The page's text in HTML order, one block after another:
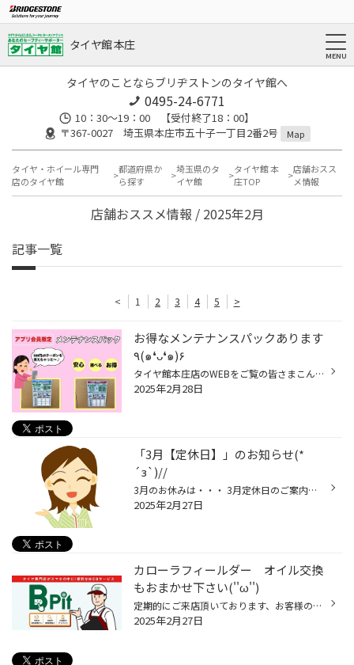
タイヤ館 本庄
タイヤのことならブリヂストンのタイヤ館へ
0495-24-6771
10：30～19：00 【受付終了18：00】
〒367-0027 埼玉県本庄市五十子一丁目2番2号
Map
タイヤ・ホイール専門
店のタイヤ館
都道府県か
ら探す
埼玉県のタ
イヤ館
タイヤ館 本
庄TOP
店舗おスス
メ情報
店舗おススメ情報 / 2025年2月
記事一覧
< 1 2 3 4 5 >
お得なメンテナンスパックあります
٩(๑❛ᴗ❛๑)۶
タイヤ館本庄店のWEBをご覧の皆さまこんにちは☀︎ 今日はお得なメンテナンスパックのご案内です！ 当店で定期的にタイヤ交換・メンテナンス交換を実施されるお客様に オススメなのが『メンテナンスパック』です。 メンテナンスパックにはお得な３つのプランをご用意しておりますので、 お客様の使用...
2025年2月28日
「3月【定休日】」のお知らせ(*
´з`)//
3月のお休みは・・・ 3月定休日のご案内： 【3/5日(水)・12(水)・19(水)・26(水)】 ◇ご来店頂く際はお間違えの無いようお気を付けください‼◇
2025年2月27日
カローラフィールダー オイル交換
もおまかせ下さい(''ω'')
定期的にご来店頂いております、お客様のオイル交換とエレメントを交換します オイルはエコグリーンを使用します オイルドレンパッキンは新しく交換しエレメントも交換しました エアコンフィルターを点検すると汚れが確認できましたの交換をおススメすると 交換となりましたので お買い得なメンテナ...
2025年2月27日